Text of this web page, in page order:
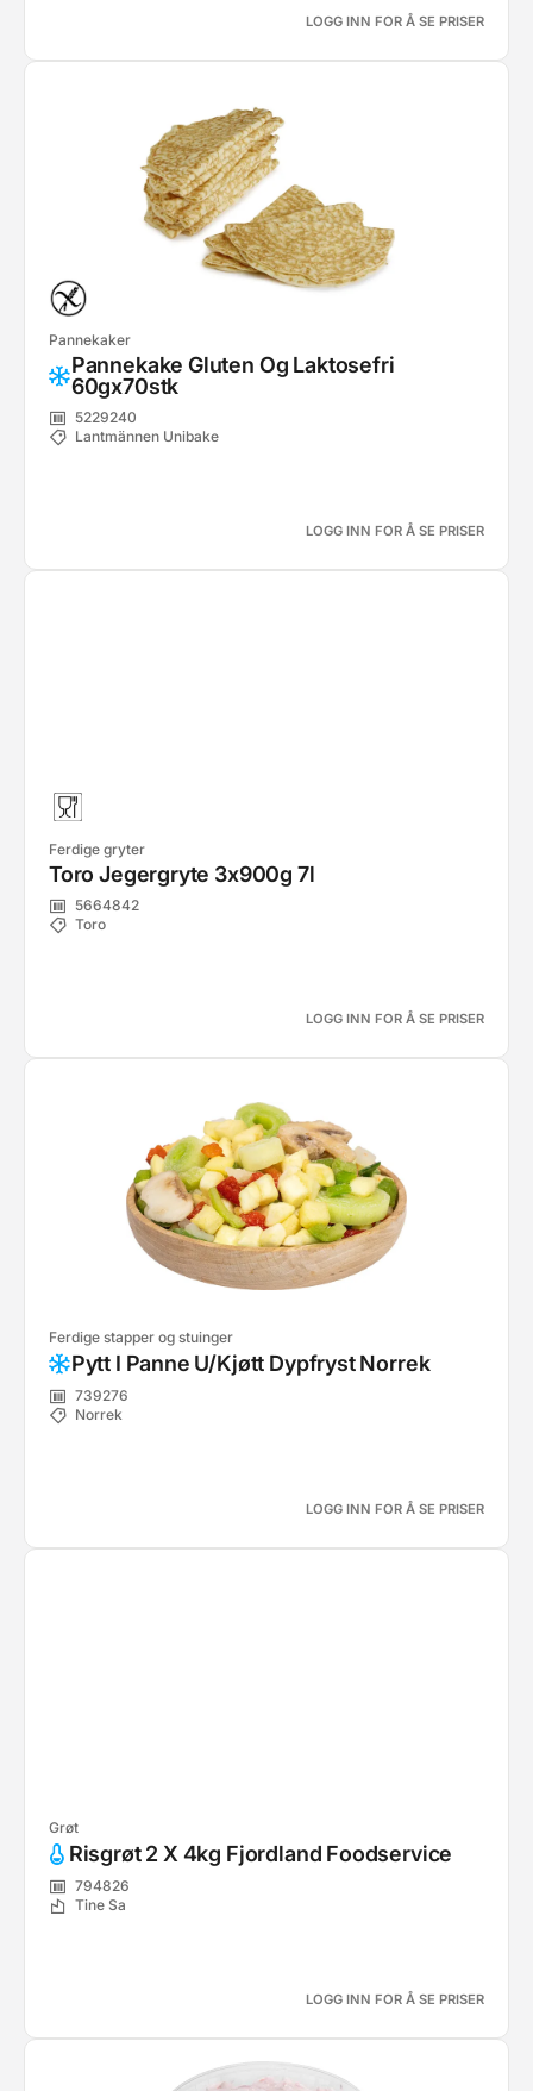
LOGG INN FOR Å SE PRISER
Pannekaker
Pannekake Gluten Og Laktosefri
60gx70stk
5229240
Lantmännen Unibake
LOGG INN FOR Å SE PRISER
Ferdige gryter
Toro Jegergryte 3x900g 7l
5664842
Toro
LOGG INN FOR Å SE PRISER
Ferdige stapper og stuinger
Pytt I Panne U/Kjøtt Dypfryst Norrek
739276
Norrek
LOGG INN FOR Å SE PRISER
Grøt
Risgrøt 2 X 4kg Fjordland Foodservice
794826
Tine Sa
LOGG INN FOR Å SE PRISER